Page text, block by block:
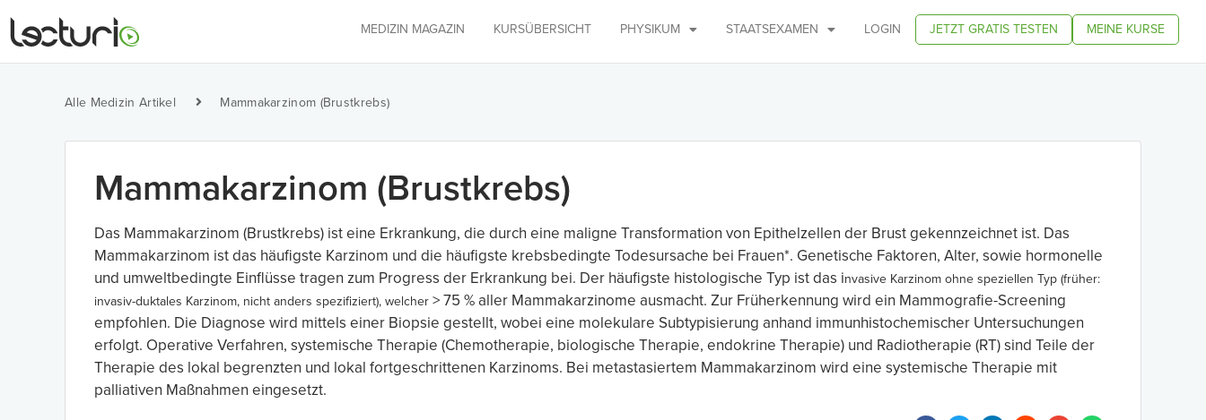
MEDIZIN MAGAZIN KURSÜBERSICHT PHYSIKUM STAATSEXAMEN LOGIN JETZT GRATIS TESTEN MEINE KURSE
Alle Medizin Artikel Mammakarzinom (Brustkrebs)
Mammakarzinom (Brustkrebs)
Das Mammakarzinom (Brustkrebs) ist eine Erkrankung, die durch eine maligne Transformation von Epithelzellen der Brust gekennzeichnet ist. Das
Mammakarzinom ist das häufigste Karzinom und die häufigste krebsbedingte Todesursache bei Frauen*. Genetische Faktoren, Alter, sowie hormonelle
und umweltbedingte Einflüsse tragen zum Progress der Erkrankung bei. Der häufigste histologische Typ ist das invasive Karzinom ohne speziellen Typ (früher:
invasiv-duktales Karzinom, nicht anders spezifiziert), welcher > 75 % aller Mammakarzinome ausmacht. Zur Früherkennung wird ein Mammografie-Screening
empfohlen. Die Diagnose wird mittels einer Biopsie gestellt, wobei eine molekulare Subtypisierung anhand immunhistochemischer Untersuchungen
erfolgt. Operative Verfahren, systemische Therapie (Chemotherapie, biologische Therapie, endokrine Therapie) und Radiotherapie (RT) sind Teile der
Therapie des lokal begrenzten und lokal fortgeschrittenen Karzinoms. Bei metastasiertem Mammakarzinom wird eine systemische Therapie mit
palliativen Maßnahmen eingesetzt.